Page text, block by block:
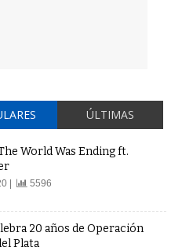
ÚLTIMAS
World Was Ending ft.
| 5596
20 años de Operación
Plata